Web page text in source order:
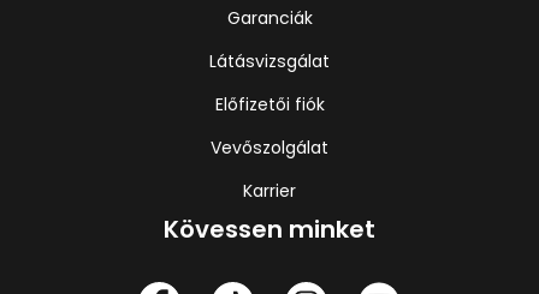
Garanciák
Látásvizsgálat
Előfizetői fiók
Vevőszolgálat
Karrier
Kövessen minket